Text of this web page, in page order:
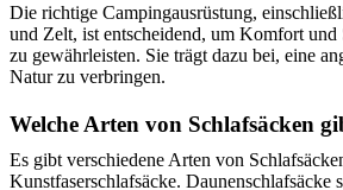
Die richtige Campingausrüstung,
und Zelt, ist entscheidend, um Komfort und
zu gewährleisten. Sie trägt dazu bei, eine
Natur zu verbringen.
Welche Arten von Schlafsäcken
Es gibt verschiedene Arten von
Kunstfaserschlafsäcke. Daunenschlafsäcke